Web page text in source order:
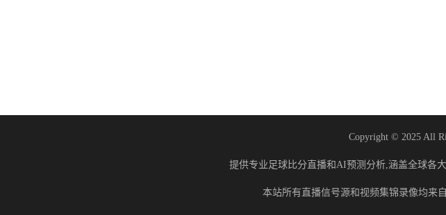
Copyright © 2025 All
提供专业足球比分直播和AI预测分析,涵盖全球各
本站所有直播信号源和视频集锦录像均来